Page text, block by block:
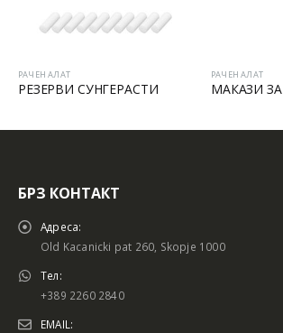
РАЧЕН АЛАТ
МАКАЗИ ЗА ПЛЕК 250mm
РАЧЕН АЛАТ
Папагалки
БРЗ КОНТАКТ
Адреса:
Old Kacanicki pat 260, Skopje 1000
Тел:
+389 2260 2840
EMAIL: